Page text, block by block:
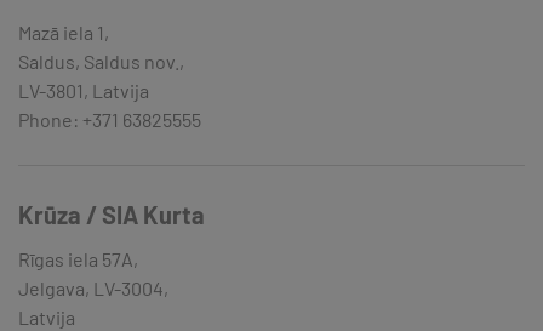
Mazā iela 1,
Saldus, Saldus nov.,
LV-3801, Latvija
Phone: +371 63825555
Krūza / SIA Kurta
Rīgas iela 57A,
Jelgava, LV-3004,
Latvija